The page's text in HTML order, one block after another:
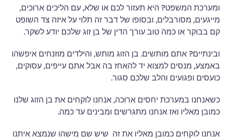
ומערכת המשפט? היא תעזור לכם או שלא, עם הליכים ארוכים,
מייגעים, מסורבלים, ובסופו של דבר זה תלוי על איזה צד השופט
קם בבוקר או כמה טוב עורך הדין של בן זוג שלכם יודע לשקר.
ובינתיים? אתם מותשים. בן הזוג מותש, והילדים מוזנחים איפשהו
באמצע, מנסים למצוא יד להאחז בה אבל אתם עייפים, עסוקים,
כועסים ופגועים והלב שלכם סגור.
כשאנחנו במערכת יחסים ארוכה, אנחנו לוקחים את בן הזוג שלנו
כמובן מאליו ואז אנחנו מתגרשים ומבינים עד כמה.
אנחנו לוקחים כמובן מאליו את זה שיש שם מישהו שנמצא איתנו